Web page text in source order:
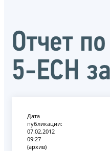
Отчет
5-ЕСН
Дата
публикации:
07.02.2012
09:27
(архив)